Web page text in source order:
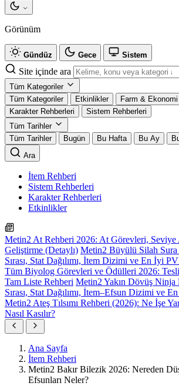
Görünüm
Gündüz Gece Sistem
Site içinde ara
Tüm Kategoriler
Tüm Kategoriler
Etkinlikler Farm & Ekonomi
Karakter Rehberleri
Sistem Rehberleri
Tüm Tarihler
Tüm Tarihler
Bugün Bu Hafta Bu Ay
Ara
İtem Rehberi
Sistem Rehberleri
Karakter Rehberleri
Etkinlikler
Metin2 At Rehberi 2026: At Görevleri,
Geliştirme (Detaylı) Metin2 Büyülü Silah
Sırası, Stat Dağılımı, İtem Dizimi ve En İyi
Tüm Biyolog Görevleri ve Ödülleri 2026:
Tam Liste Rehberi Metin2 Yakın Dövüş
Sırası, Stat Dağılımı, İtem–Efsun Dizimi ve
Metin2 Ateş Tılsımı Rehberi (2026): Ne İşe
Nasıl Kasılır?
Ana Sayfa
İtem Rehberi
Metin2 Bakır Bilezik 2026: Nereden
Efsunları Neler?